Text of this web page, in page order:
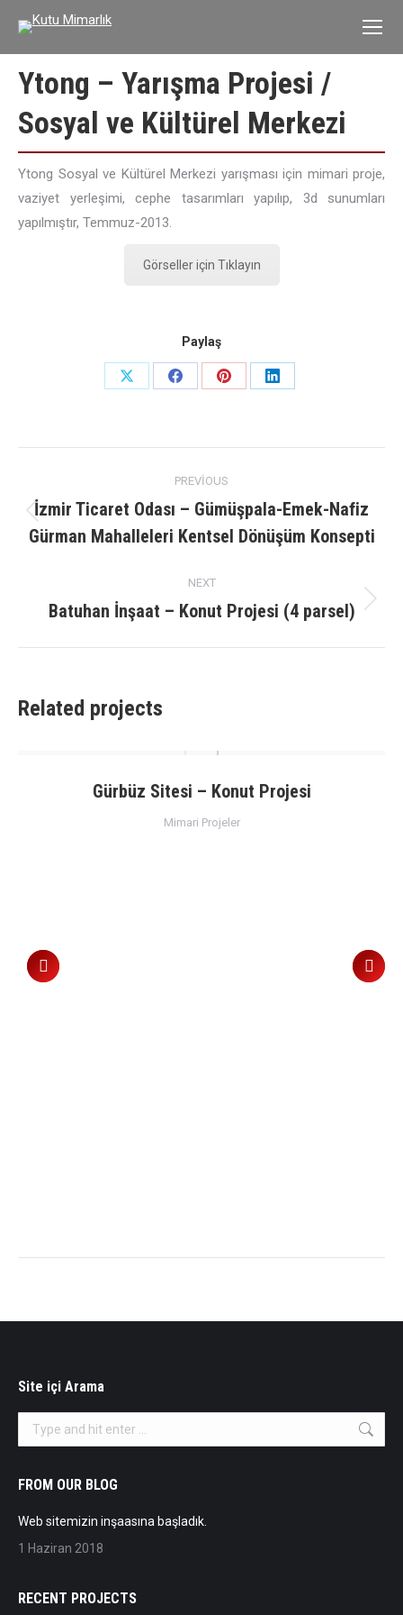
Ytong – Yarışma Projesi /
Sosyal ve Kültürel Merkezi
Ytong Sosyal ve Kültürel Merkezi yarışması için mimari proje,
vaziyet yerleşimi, cephe tasarımları yapılıp, 3d sunumları
yapılmıştır, Temmuz-2013.
Görseller için Tıklayın
Paylaş
Share
Share
Share
Share
navigation
PREVIOUS
Previous
project:
İzmir Ticaret Odası – Gümüşpala-Emek-Nafiz
Gürman Mahalleleri Kentsel Dönüşüm Konsepti
NEXT
Next
Batuhan İnşaat – Konut Projesi (4 parsel)
Related projects
Gürbüz Sitesi – Konut Projesi
Mimari Projeler
Site içi Arama
Search:
FROM OUR BLOG
Web sitemizin inşaasına başladık.
1 Haziran 2018
RECENT PROJECTS